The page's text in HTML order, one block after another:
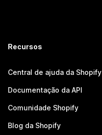
Recursos
Central de ajuda da Shopify
Documentação da API
Comunidade Shopify
Blog da Shopify